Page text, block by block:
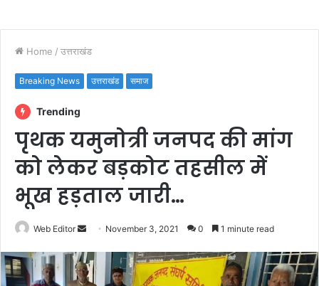
Home / उत्तराखंड
Breaking News उत्तराखंड समाज
Trending
पृथक यमुनोत्री जनपद की मांग
को लेकर बड़कोट तहसील में
भूख हड़ताल जारी…
Web Editor
n
d
November 3, 2021 0 1 minute read